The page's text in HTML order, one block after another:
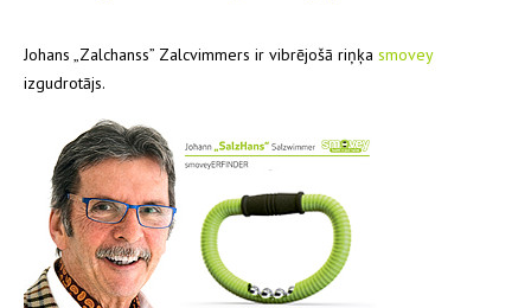
Johans „Zalchanss” Zalcvimmers ir vibrējošā riņķa smovey
izgudrotājs.